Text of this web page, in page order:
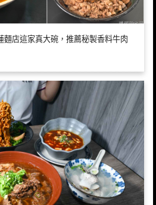
麵店這家真大碗，推薦秘製香料牛肉